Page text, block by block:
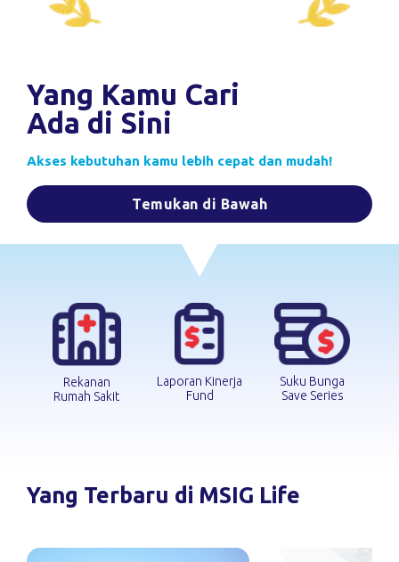
Yang Kamu Cari
Ada di Sini
Akses kebutuhan kamu lebih cepat dan mudah!
Temukan di Bawah
Rekanan
Rumah Sakit
Laporan Kinerja
Fund
Suku Bunga
Save Series
Yang Terbaru di MSIG Life